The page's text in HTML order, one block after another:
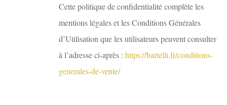
Cette politique de confidentialité complète les
mentions légales et les Conditions Générales
d’Utilisation que les utilisateurs peuvent consulter
à l’adresse ci-après : https://bartelli.fr/conditions-
generales-de-vente/